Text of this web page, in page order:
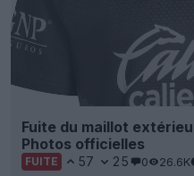
Fuite du maillot
Photos officielles
FUITE 57 25 0 26.6K